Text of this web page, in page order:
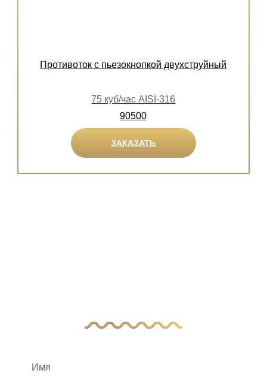
Противоток с пьезокнопкой двухструйный
75 куб/час AISI-316
90500
ЗАКАЗАТЬ